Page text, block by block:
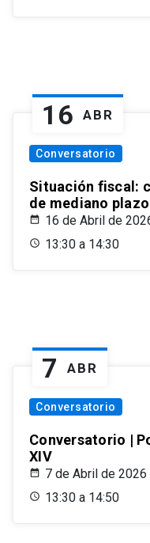
16 ABR
Conversatorio
Situación fiscal:
de mediano
16 de Abril de
13:30 a 14:30
7 ABR
Conversatorio
Conversatorio |
XIV
7 de Abril de 2026
13:30 a 14:50